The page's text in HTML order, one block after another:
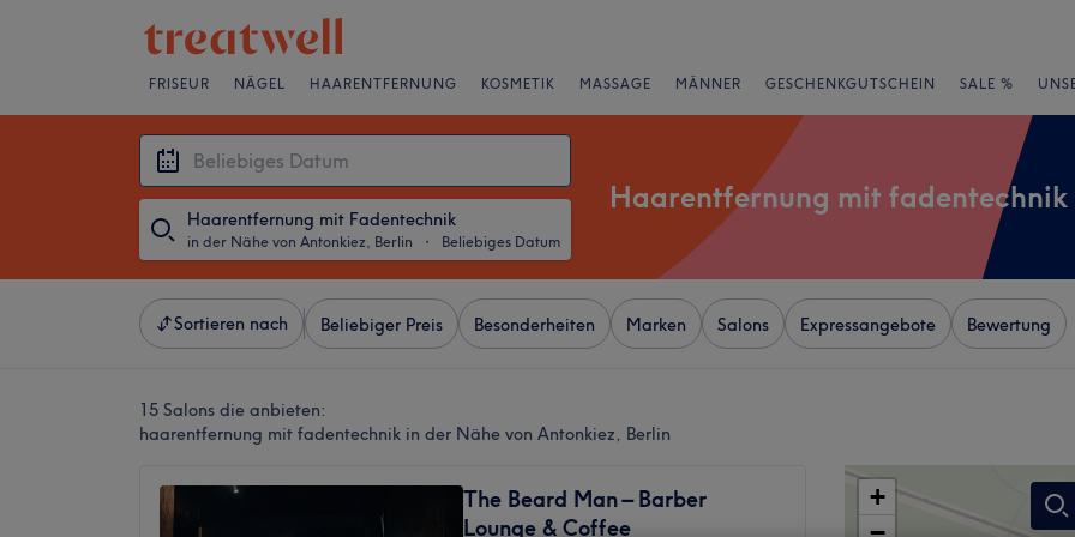
FRISEUR NÄGEL HAARENTFERNUNG KOSMETIK MASSAGE MÄNNER GESCHENKGUTSCHEIN SALE %
Haarentfernung mit Fadentechnik
in der Nähe von Antonkiez, Berlin ・ Beliebiges Datum
Haarentfernung mit fadentechnik
Sortieren nach Beliebiger Preis Besonderheiten Marken Salons Expressangebote Bewertung
15 Salons die anbieten:
haarentfernung mit fadentechnik in der Nähe von Antonkiez, Berlin
The Beard Man – Barber
Lounge & Coffee
+